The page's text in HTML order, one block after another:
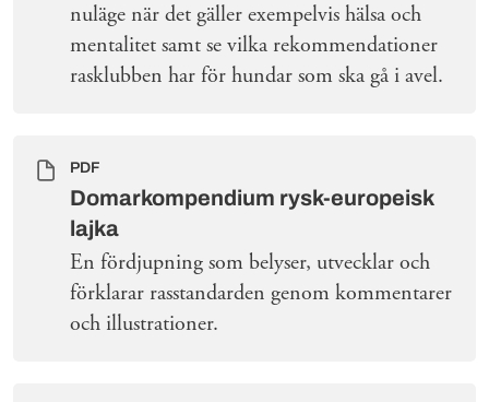
nuläge när det gäller exempelvis hälsa och
mentalitet samt se vilka rekommendationer
rasklubben har för hundar som ska gå i avel.
PDF
Domarkompendium rysk-europeisk
lajka
En fördjupning som belyser, utvecklar och
förklarar rasstandarden genom kommentarer
och illustrationer.